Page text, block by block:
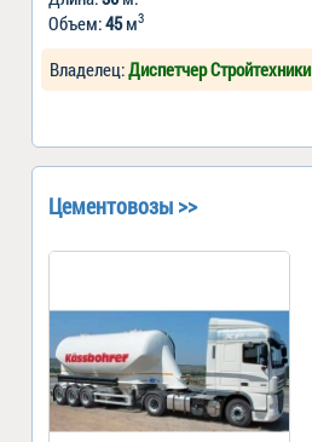
Объем:45м3
Владелец:Диспетчер Стройтехники
Цементовозы >>